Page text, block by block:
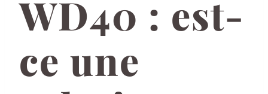
WD40 : est-
ce une